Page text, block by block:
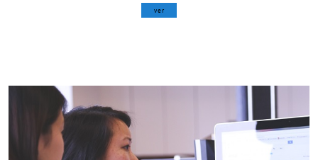
ver